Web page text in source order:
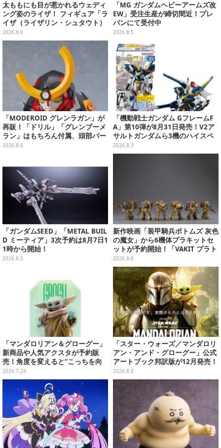
太ももにも目が惹かれるウェディ
ング姿のライザ！ フィギュア「ラ
イザ（ライザリン・シュタウト）
ウェディングStyle」が8月7日よ
り予約受付開始
2026.8.6
「MG ガンダムヘビーアームズ改
EW」受注生産が締切間近！プレ
バンにて受付中
2026.8.5
「MODEROID グレンラガン」が
再販！「ドリル」「グレンブーメ
ラン」はもちろん付属、頭部パー
ツを組み替えると「ラガン」も再
2026.8.6
「機動戦士ガンダム GフレームF
A」第10弾が8月31日発売！V2ア
サルトガンダムら3機のハイスペ
ック可動フィギュア
2026.8.3
「ガンダムSEED」「METAL BUIL
D ミーティア」3次予約は8月7日1
1時から開始！
2026.8.5
新作映画「装甲騎兵ボトムズ 灰色
の魔女」から6機体プラキットセ
ットが予約開始！「VAKIT プラト
ーン」第1弾、各部関節可動仕様
2026.8.6
「マンダロリアン＆グローグー」
新商品や人気アクスタが予約販
売！角度を変えると“こっちを向
いてくれる”ステッカーも
2026.7.24
「スター・ウォーズ／マンダロリ
アン・アンド・グローグー」公式
アートブック邦訳版が12月発売！
映画のコンセプトアートやスケッ
チを掲載
2026.8.6